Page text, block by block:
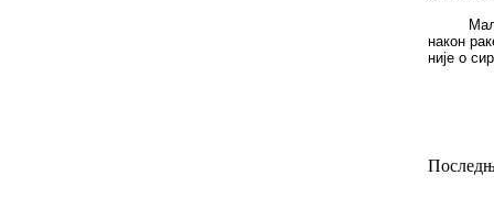
након
није о